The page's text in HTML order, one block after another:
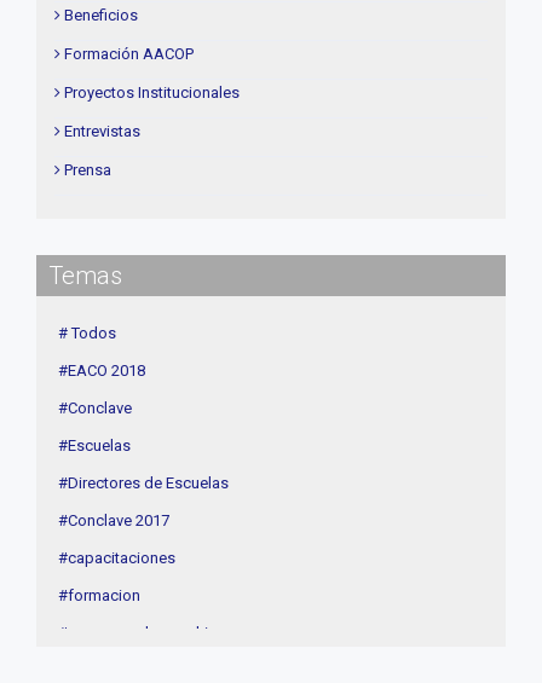
Beneficios
Formación AACOP
Proyectos Institucionales
Entrevistas
Prensa
Contenidos de Interés
Cuota
Agenda
Linea Sociedad
Temas
# Todos
#EACO 2018
#Conclave
#Escuelas
#Directores de Escuelas
#Conclave 2017
#capacitaciones
#formacion
#procesos de coaching